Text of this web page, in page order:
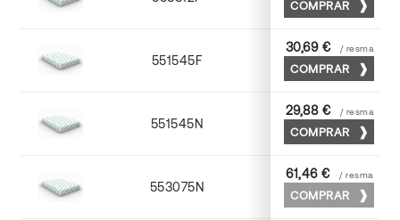
COMPRAR
551545F 45 x 64
30,69 € / resma
COMPRAR
551545N 45 x 64
29,88 € / resma
COMPRAR
553075N 75 x 53
61,46 € / resma
COMPRAR